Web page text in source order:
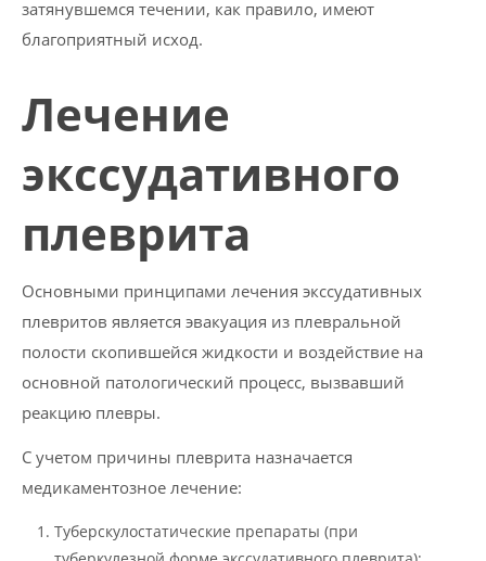
затянувшемся течении, как правило, имеют
благоприятный исход.
Лечение
экссудативного
плеврита
Основными принципами лечения экссудативных
плевритов является эвакуация из плевральной
полости скопившейся жидкости и воздействие на
основной патологический процесс, вызвавший
реакцию плевры.
С учетом причины плеврита назначается
медикаментозное лечение:
Туберскулостатические препараты (при